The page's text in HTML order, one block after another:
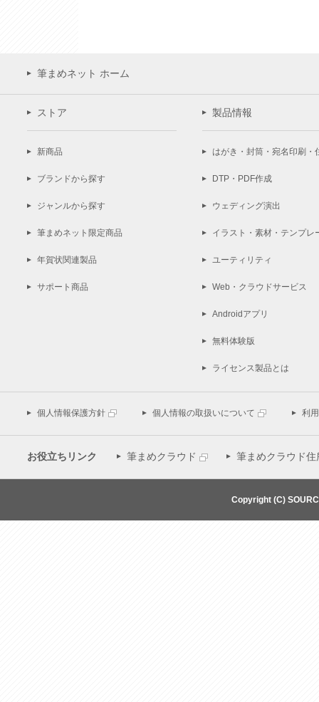
筆まめネット ホーム
ストア
新商品
ブランドから探す
ジャンルから探す
筆まめネット限定商品
年賀状関連製品
サポート商品
製品情報
はがき・封筒・宛名印刷・
DTP・PDF作成
ウェディング演出
イラスト・素材・テンプレ
ユーティリティ
Web・クラウドサービス
Androidアプリ
無料体験版
ライセンス製品とは
個人情報保護方針 個人情報の取扱いについて 利
お役立ちリンク 筆まめクラウド 筆まめクラウド住
Copyright (C)